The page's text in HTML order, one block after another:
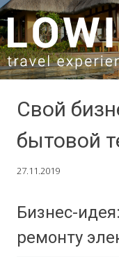
SKIP TO CONTENT
Свой
бытовой
27.11.2019
Бизнес-
ремонту